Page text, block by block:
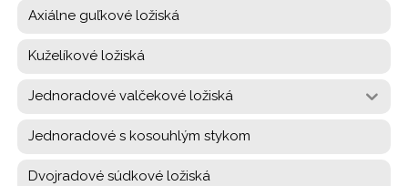
Axiálne guľkové ložiská
Kuželíkové ložiská
Jednoradové valčekové ložiská
Jednoradové s kosouhlým stykom
Dvojradové súdkové ložiská